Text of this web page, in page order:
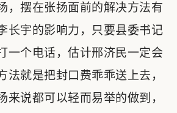
，摆在张扬面前的解决方法有
长宇的影响力，只要县委书记
一个电话，估计邢济民一定会
法就是把封口费乖乖送上去，
来说都可以轻而易举的做到，